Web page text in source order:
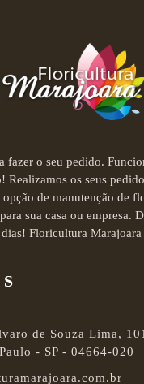
fazer o seu pedido.
Realizamos os seus
de manutenção de
sua casa ou empresa.
Floricultura Marajoara
de Souza Lima,
- SP - 04664-020